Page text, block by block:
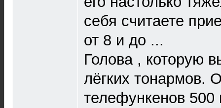
себя считаете
от 8 и до ...
Голова , которую
лёгких тонармов.
телефункенов 500